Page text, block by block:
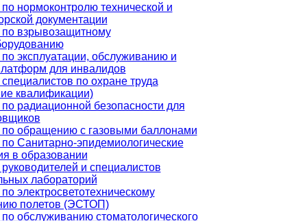
нормоконтролю технической и
документации
взрывозащитному
эксплуатации, обслуживанию и
для инвалидов
по охране труда
квалификации)
радиационной безопасности для
обращению с газовыми баллонами
Санитарно-эпидемиологические
в образовании
и специалистов
лабораторий
электросветотехническому
полетов (ЭСТОП)
обслуживанию стоматологического